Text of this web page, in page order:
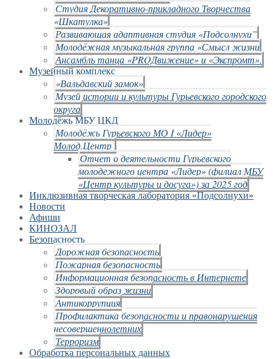
Студия Декоративно-прикладного Творчества
«Шкатулка»
Развивающая адаптивная студия «Подсолнухи”
Молодёжная музыкальная группа «Смысл жизни
Ансамбль танца «PROДвижение» и «Экспромт».
Музейный комплекс
«Вальдавский замок»
Музей истории и культуры Гурьевского городского
округа
Молодёжь МБУ ЦКД
Молодёжь Гурьевского МО I «Лидер»
Молод.Центр
Отчет о деятельности Гурьевского
молодежного центра «Лидер» (филиал МБУ
«Центр культуры и досуга») за 2025 год
Инклюзивная творческая лаборатория «Подсолнухи»
Новости
Афиши
КИНОЗАЛ
Безопасность
Дорожная безопасность
Пожарная безопасность
Информационная безопасность в Интернете
Здоровый образ жизни
Антикоррупция
Профилактика безопасности и правонарушения
несовершеннолетних
Терроризм
Обработка персональных данных